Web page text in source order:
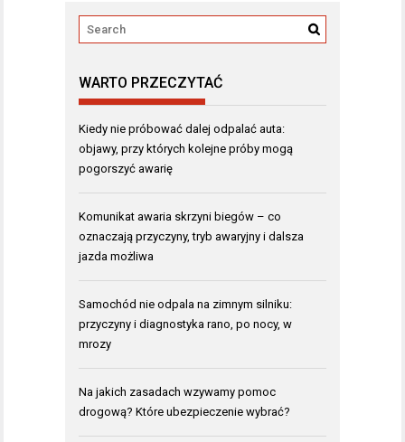
WARTO PRZECZYTAĆ
Kiedy nie próbować dalej odpalać auta:
objawy, przy których kolejne próby mogą
pogorszyć awarię
Komunikat awaria skrzyni biegów – co
oznaczają przyczyny, tryb awaryjny i dalsza
jazda możliwa
Samochód nie odpala na zimnym silniku:
przyczyny i diagnostyka rano, po nocy, w
mrozy
Na jakich zasadach wzywamy pomoc
drogową? Które ubezpieczenie wybrać?